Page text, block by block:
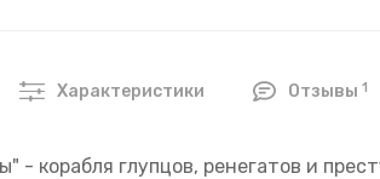
Характеристики Отзывы 1
- корабля глупцов, ренегатов и